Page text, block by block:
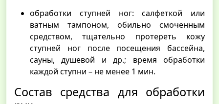
обработки ступней ног: салфеткой или
ватным тампоном, обильно смоченным
средством, тщательно протереть кожу
ступней ног после посещения бассейна,
сауны, душевой и др.; время обработки
каждой ступни – не менее 1 мин.
Состав средства для обработки